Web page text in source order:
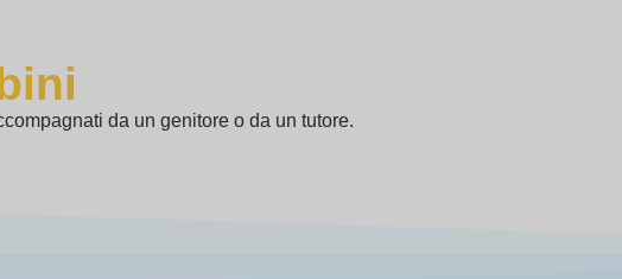
da un genitore o da un tutore.